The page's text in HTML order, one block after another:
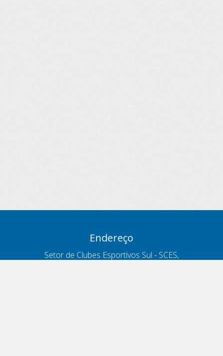
Endereço
Setor de Clubes Esportivos Sul - SCES,